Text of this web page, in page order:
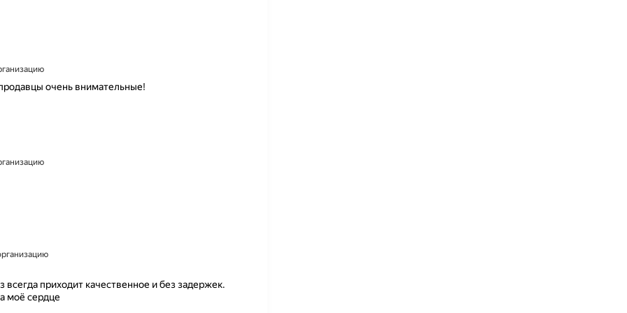
очень внимательные!
приходит качественное и без задержек.
моё сердце